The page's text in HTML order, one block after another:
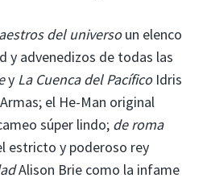
del universoun elenco
y advenedizos de todas las
y La Cuenca del Pacífico Idris
el He-Man original
súper lindo; de roma
estricto y poderoso rey
Alison Brie como la infame